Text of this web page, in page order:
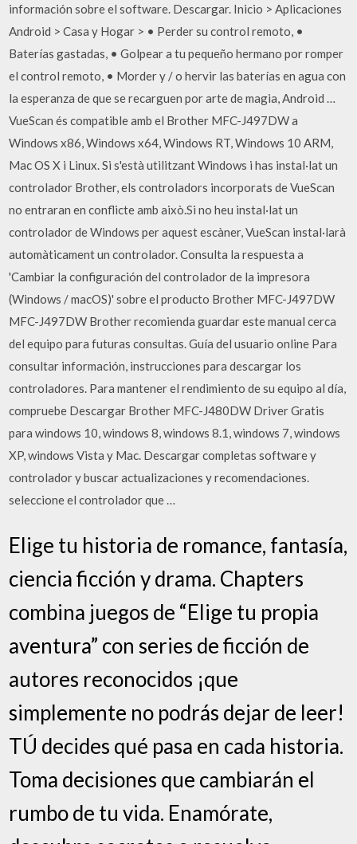
información sobre el software. Descargar. Inicio > Aplicaciones
Android > Casa y Hogar > • Perder su control remoto, •
Baterías gastadas, • Golpear a tu pequeño hermano por romper
el control remoto, • Morder y / o hervir las baterías en agua con
la esperanza de que se recarguen por arte de magia, Android …
VueScan és compatible amb el Brother MFC-J497DW a
Windows x86, Windows x64, Windows RT, Windows 10 ARM,
Mac OS X i Linux. Si s'està utilitzant Windows i has instal·lat un
controlador Brother, els controladors incorporats de VueScan
no entraran en conflicte amb això.Si no heu instal·lat un
controlador de Windows per aquest escàner, VueScan instal·larà
automàticament un controlador. Consulta la respuesta a
'Cambiar la configuración del controlador de la impresora
(Windows / macOS)' sobre el producto Brother MFC-J497DW
MFC-J497DW Brother recomienda guardar este manual cerca
del equipo para futuras consultas. Guía del usuario online Para
consultar información, instrucciones para descargar los
controladores. Para mantener el rendimiento de su equipo al día,
compruebe Descargar Brother MFC-J480DW Driver Gratis
para windows 10, windows 8, windows 8.1, windows 7, windows
XP, windows Vista y Mac. Descargar completas software y
controlador y buscar actualizaciones y recomendaciones.
seleccione el controlador que …
Elige tu historia de romance, fantasía,
ciencia ficción y drama. Chapters
combina juegos de “Elige tu propia
aventura” con series de ficción de
autores reconocidos ¡que
simplemente no podrás dejar de leer!
TÚ decides qué pasa en cada historia.
Toma decisiones que cambiarán el
rumbo de tu vida. Enamórate,